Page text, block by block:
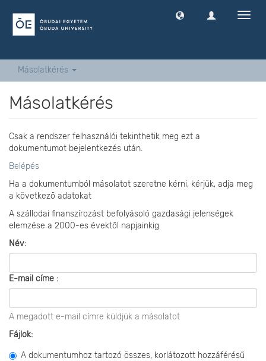
Másolatkérés
Másolatkérés
Csak a rendszer felhasználói tekinthetik meg ezt a
dokumentumot bejelentkezés után.
Belépés
Ha a dokumentumból másolatot szeretne kérni, kérjük, adja meg
a következő adatokat
A szállodai finanszírozást befolyásoló gazdasági jelenségek
elemzése a 2000-es évektől napjainkig
Név:
E-mail címe :
A megadott e-mail címre küldjük a másolatot
Fájlok:
A dokumentumhoz tartozó összes, korlátozott hozzáférésű